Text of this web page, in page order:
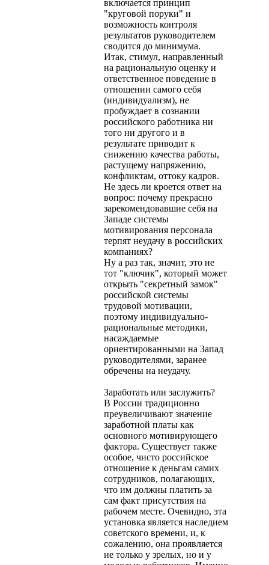
включается принцип
"круговой поруки" и
возможность контроля
результатов руководителем
сводится до минимума.
Итак, стимул, направленный
на рациональную оценку и
ответственное поведение в
отношении самого себя
(индивидуализм), не
пробуждает в сознании
российского работника ни
того ни другого и в
результате приводит к
снижению качества работы,
растущему напряжению,
конфликтам, оттоку кадров.
Не здесь ли кроется ответ на
вопрос: почему прекрасно
зарекомендовавшие себя на
Западе системы
мотивирования персонала
терпят неудачу в российских
компаниях?
Ну а раз так, значит, это не
тот "ключик", который может
открыть "секретный замок"
российской системы
трудовой мотивации,
поэтому индивидуально-
рациональные методики,
насаждаемые
ориентированными на Запад
руководителями, заранее
обречены на неудачу.
Заработать или заслужить?
В России традиционно
преувеличивают значение
заработной платы как
основного мотивирующего
фактора. Существует также
особое, чисто российское
отношение к деньгам самих
сотрудников, полагающих,
что им должны платить за
сам факт присутствия на
рабочем месте. Очевидно, эта
установка является наследием
советского времени, и, к
сожалению, она проявляется
не только у зрелых, но и у